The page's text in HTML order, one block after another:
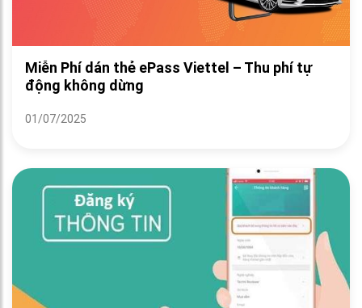
Miễn Phí dán thẻ ePass Viettel – Thu phí tự
động không dừng
01/07/2025